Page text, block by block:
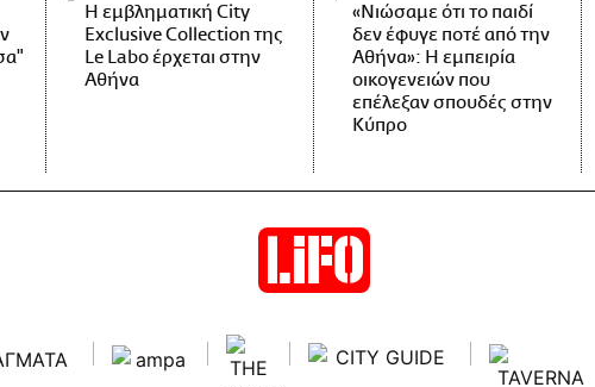
Η εμβληματική City
Exclusive Collection της
Le Labo έρχεται στην
Αθήνα
«Νιώσαμε ότι το παιδί
δεν έφυγε ποτέ από την
Αθήνα»: Η εμπειρία
οικογενειών που
επέλεξαν σπουδές στην
Κύπρο